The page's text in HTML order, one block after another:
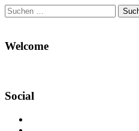
Suchen
nach:
Welcome
Social